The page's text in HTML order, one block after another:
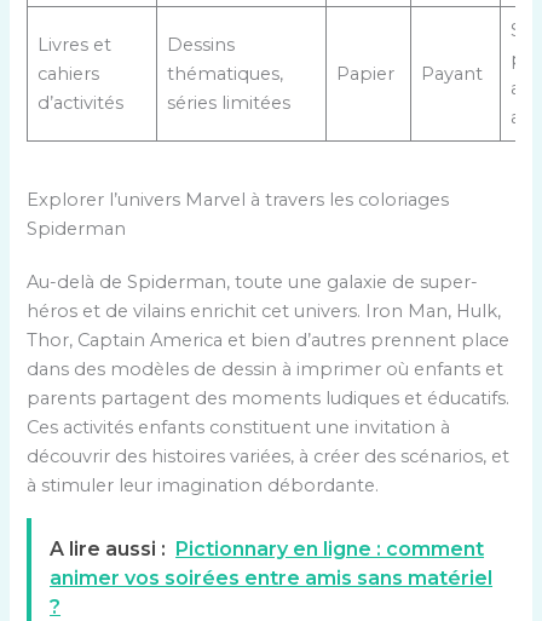
Livres et
cahiers
d’activités
Dessins
thématiques,
séries limitées
Papier Payant
Explorer l’univers Marvel à travers les coloriages
Spiderman
Au-delà de Spiderman, toute une galaxie de super-
héros et de vilains enrichit cet univers. Iron Man, Hulk,
Thor, Captain America et bien d’autres prennent place
dans des modèles de dessin à imprimer où enfants et
parents partagent des moments ludiques et éducatifs.
Ces activités enfants constituent une invitation à
découvrir des histoires variées, à créer des scénarios, et
à stimuler leur imagination débordante.
A lire aussi :
Pictionnary en ligne : comment
animer vos soirées entre amis sans matériel
?